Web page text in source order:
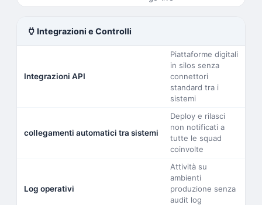
power Integrazioni e Controlli
Integrazioni API
Piattaforme digitali
in silos senza
connettori
standard tra i
sistemi
collegamenti automatici tra sistemi
Deploy e rilasci
non notificati a
tutte le squad
coinvolte
Log operativi
Attività su
ambienti
produzione senza
audit log